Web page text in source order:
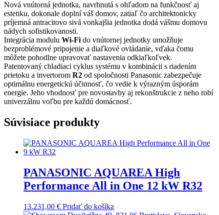
Nová vnútorná jednotka, navrhnutá s ohľadom na funkčnosť aj
estetiku, dokonale doplní váš domov, zatiaľ čo architektonicky
príjemná antracitovo sivá vonkajšia jednotka dodá vášmu domovu
nádych sofistikovanosti.
Integrácia modulu Wi-Fido vnútornej jednotky umožňuje
bezproblémové pripojenie a diaľkové ovládanie, vďaka čomu
môžete pohodlne upravovať nastavenia odkiaľkoľvek.
Patentovaný chladiaci cyklus systému v kombinácii s riadením
prietoku a invertorom R2 od spoločnosti Panasonic zabezpečuje
optimálnu energetickú účinnosť, čo vedie k výrazným úsporám
energie. Jeho vhodnosť pre novostavby aj rekonštrukcie z neho robí
univerzálnu voľbu pre každú domácnosť.
Súvisiace produkty
PANASONIC AQUAREA High
Performance All in One 12 kW R32
13.231,00 € Pridať do košíka